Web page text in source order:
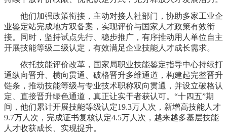
他们加强政策衔接，主动对接人社部门，协助多家工业企
业鉴定站完成地方双备案，实现评价与国家人才政策有效衔
接。同时，坚持试点先行、稳步推广，有序推动用人单位自主
开展技能等级二级认定，有效满足企业技能人才成长需求。
依托技能评价改革，国家局职业技能鉴定指导中心持续打
通纵向晋升、横向贯通、破格晋升多维通道，构建起完整晋升
链条，推动技能等级与专业技术职称双向贯通，并设立破格认
定、直接晋升绿色通道，真正让实干者获认可。“十四五”期
间，他们累计开展技能等级认定19.3万人次，新增高技能人才
9.7万人次，完成证书复核认定4.5万人次，越来越多基层技能
人才收获成长、实现提升。